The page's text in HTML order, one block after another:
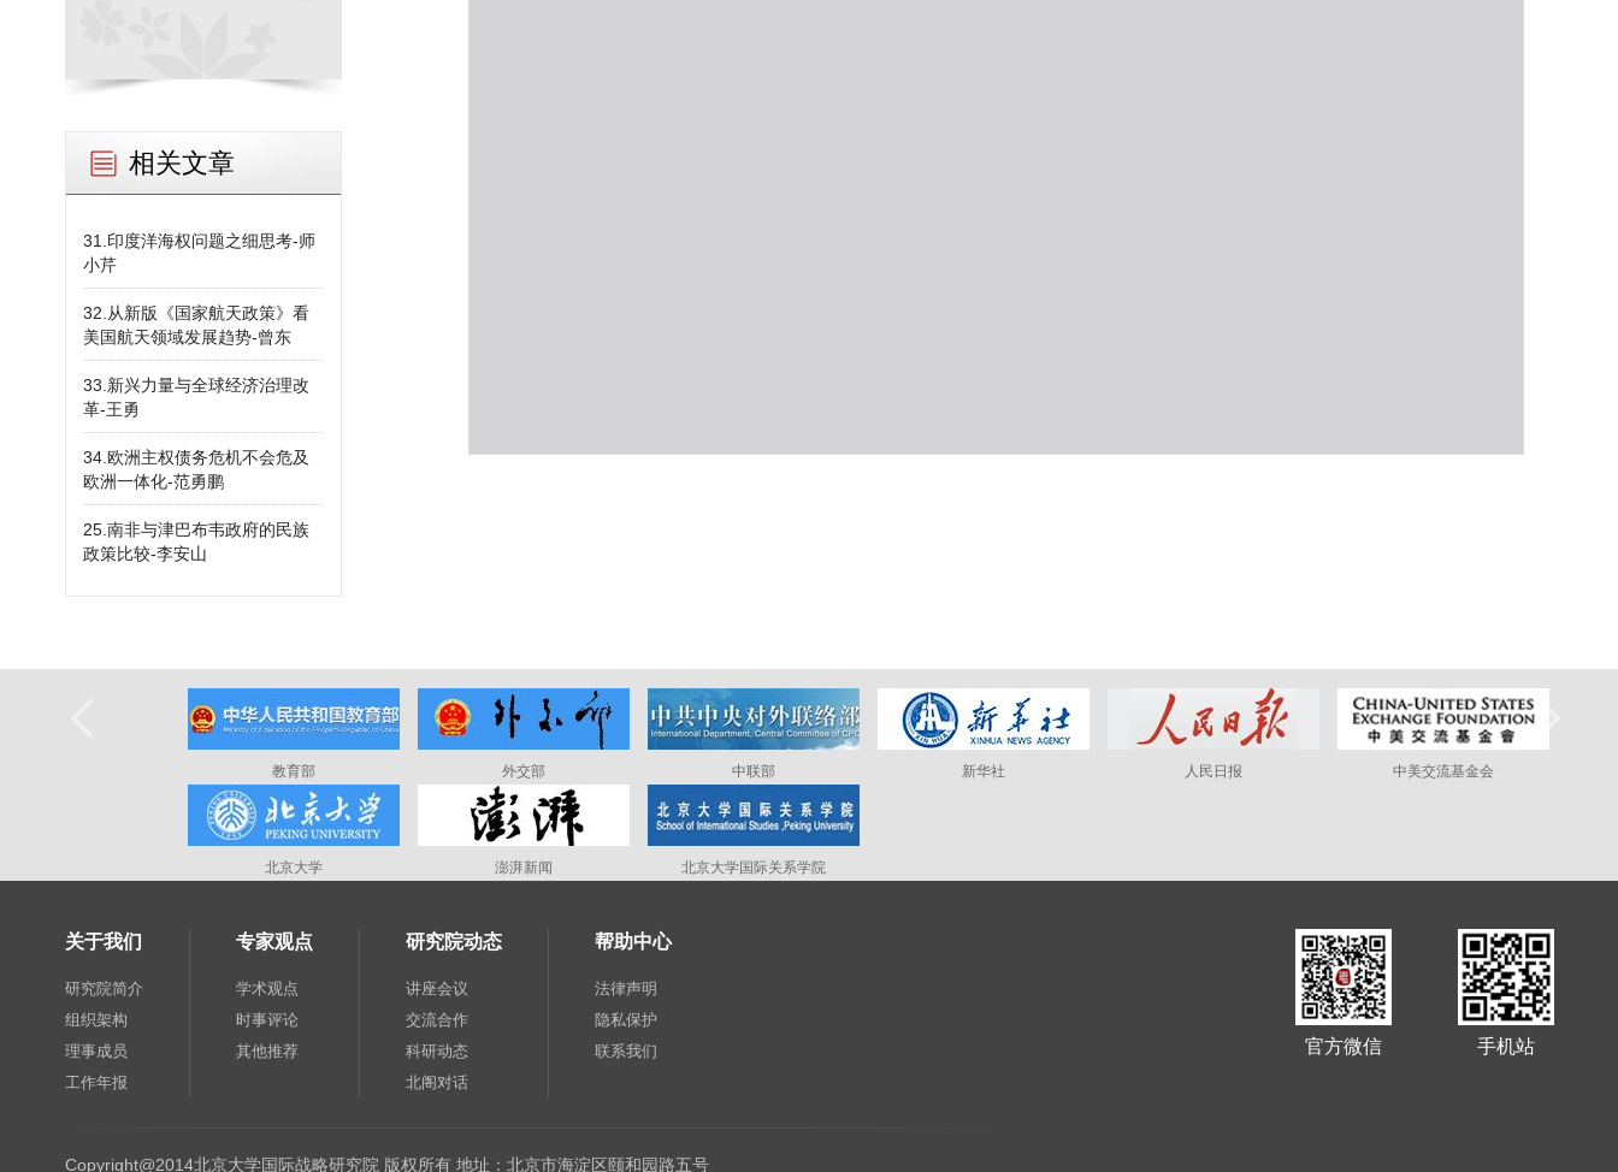
相关文章
31.印度洋海权问题之细思考-师
小芹
32.从新版《国家航天政策》看
美国航天领域发展趋势-曾东
33.新兴力量与全球经济治理改
革-王勇
34.欧洲主权债务危机不会危及
欧洲一体化-范勇鹏
25.南非与津巴布韦政府的民族
政策比较-李安山
教育部 外交部 中联部 新华社 人民日报 中美交流基金会
北京大学 澎湃新闻 北京大学国际关系学院
关于我们
研究院简介
组织架构
理事成员
工作年报
专家观点
学术观点
时事评论
其他推荐
研究院动态
讲座会议
交流合作
科研动态
北阁对话
帮助中心
法律声明
隐私保护
联系我们
官方微信 手机站
Copyright@2014北京大学国际战略研究院 版权所有 地址：北京市海淀区颐和园路五号